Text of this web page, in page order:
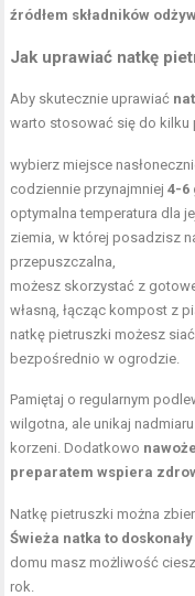
źródłem składników
Jak uprawiać natkę
Aby skutecznie uprawiać
warto stosować się do kilku
wybierz miejsce
codziennie przynajmniej4-6
optymalna temperatura dla
ziemia, w której posadzisz
przepuszczalna,
możesz skorzystać z
własną, łącząc kompost z
natkę pietruszki możesz
bezpośrednio w ogrodzie.
Pamiętaj o regularnym
wilgotna, ale unikaj
korzeni. Dodatkowo
preparatem wspiera
Natkę pietruszki można
Świeża natka to
domu masz możliwość
rok.